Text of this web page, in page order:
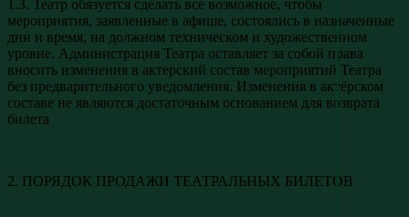
1.3. Театр обязуется сделать все возможное, чтобы
мероприятия, заявленные в афише, состоялись в назначенные
дни и время, на должном техническом и художественном
уровне. Администрация Театра оставляет за собой права
вносить изменения в актерский состав мероприятий Театра
без предварительного уведомления. Изменения в актёрском
составе не являются достаточным основанием для возврата
билета
2. ПОРЯДОК ПРОДАЖИ ТЕАТРАЛЬНЫХ БИЛЕТОВ